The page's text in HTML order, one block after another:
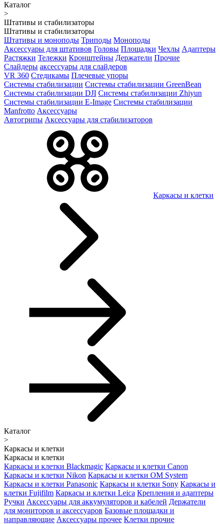
Каталог
>
Штативы и стабилизаторы
Штативы и стабилизаторы
Штативы и моноподы Триподы Моноподы
Аксессуары для штативов Головы Площадки Чехлы Адаптеры
Растяжки Тележки Кронштейны Держатели Прочие
Слайдеры аксессуары для слайдеров
VR 360 Стедикамы Плечевые упоры
Системы стабилизации Системы стабилизации GreenBean
Системы стабилизации DJI Системы стабилизации Zhiyun
Системы стабилизации E-Image Системы стабилизации
Manfrotto Аксессуары
Автогрипы Аксессуары для стабилизаторов
Каркасы и клетки
Каталог
>
Каркасы и клетки
Каркасы и клетки
Каркасы и клетки Blackmagic Каркасы и клетки Canon
Каркасы и клетки Nikon Каркасы и клетки OM System
Каркасы и клетки Panasonic Каркасы и клетки Sony Каркасы и
клетки Fujifilm Каркасы и клетки Leica Крепления и адаптеры
Ручки Аксессуары для аккумуляторов и кабелей Держатели
для мониторов и аксессуаров Базовые площадки и
направляющие Аксессуары прочее Клетки прочие